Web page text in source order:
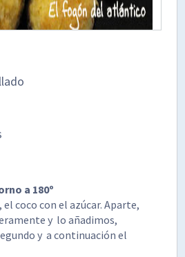
a 180º
coco con el azúcar. Aparte,
y lo añadimos,
y a continuación el